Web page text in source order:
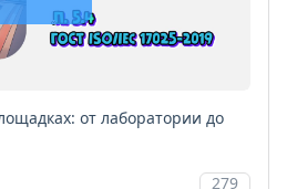
от лаборатории до
279